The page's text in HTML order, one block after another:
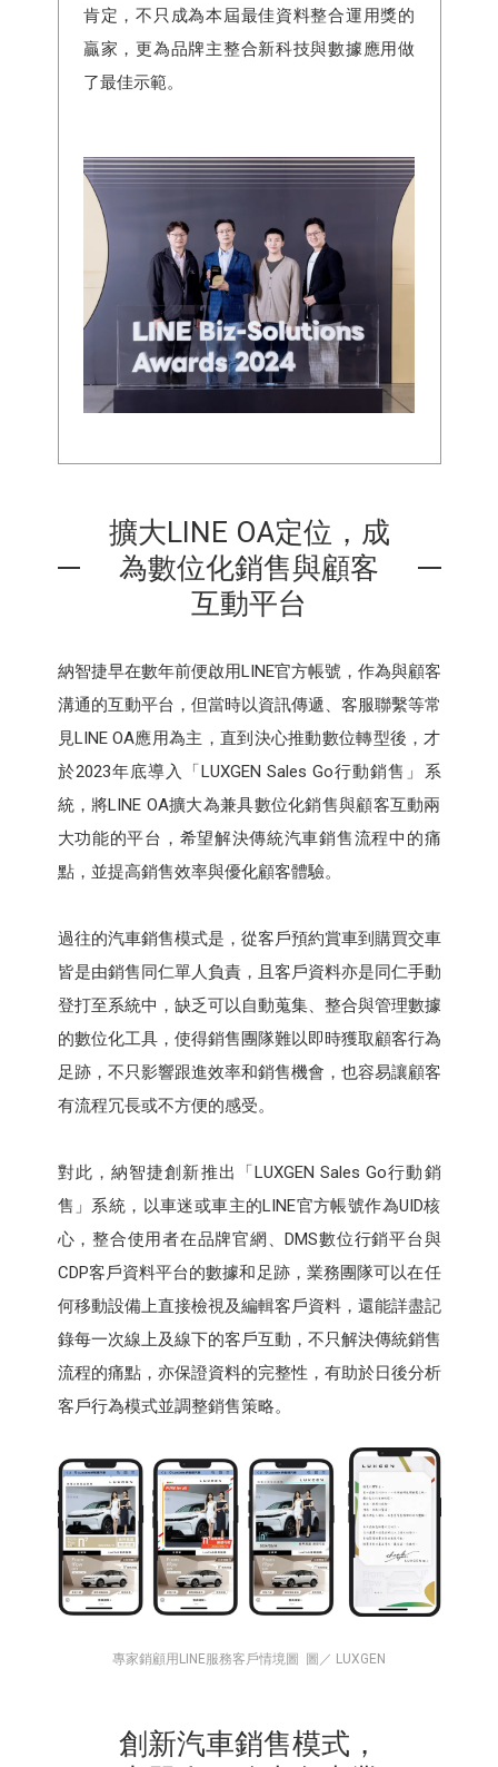
肯定，不只成為本屆最佳資料整合運用獎的
贏家，更為品牌主整合新科技與數據應用做
了最佳示範。
擴大LINE OA定位，成
為數位化銷售與顧客
互動平台
納智捷早在數年前便啟用LINE官方帳號，作為與顧客
溝通的互動平台，但當時以資訊傳遞、客服聯繫等常
見LINE OA應用為主，直到決心推動數位轉型後，才
於2023年底導入「LUXGEN Sales Go行動銷售」系
統，將LINE OA擴大為兼具數位化銷售與顧客互動兩
大功能的平台，希望解決傳統汽車銷售流程中的痛
點，並提高銷售效率與優化顧客體驗。
過往的汽車銷售模式是，從客戶預約賞車到購買交車
皆是由銷售同仁單人負責，且客戶資料亦是同仁手動
登打至系統中，缺乏可以自動蒐集、整合與管理數據
的數位化工具，使得銷售團隊難以即時獲取顧客行為
足跡，不只影響跟進效率和銷售機會，也容易讓顧客
有流程冗長或不方便的感受。
對此，納智捷創新推出「LUXGEN Sales Go行動銷
售」系統，以車迷或車主的LINE官方帳號作為UID核
心，整合使用者在品牌官網、DMS數位行銷平台與
CDP客戶資料平台的數據和足跡，業務團隊可以在任
何移動設備上直接檢視及編輯客戶資料，還能詳盡記
錄每一次線上及線下的客戶互動，不只解決傳統銷售
流程的痛點，亦保證資料的完整性，有助於日後分析
客戶行為模式並調整銷售策略。
專家銷顧用LINE服務客戶情境圖 圖／ LUXGEN
創新汽車銷售模式，